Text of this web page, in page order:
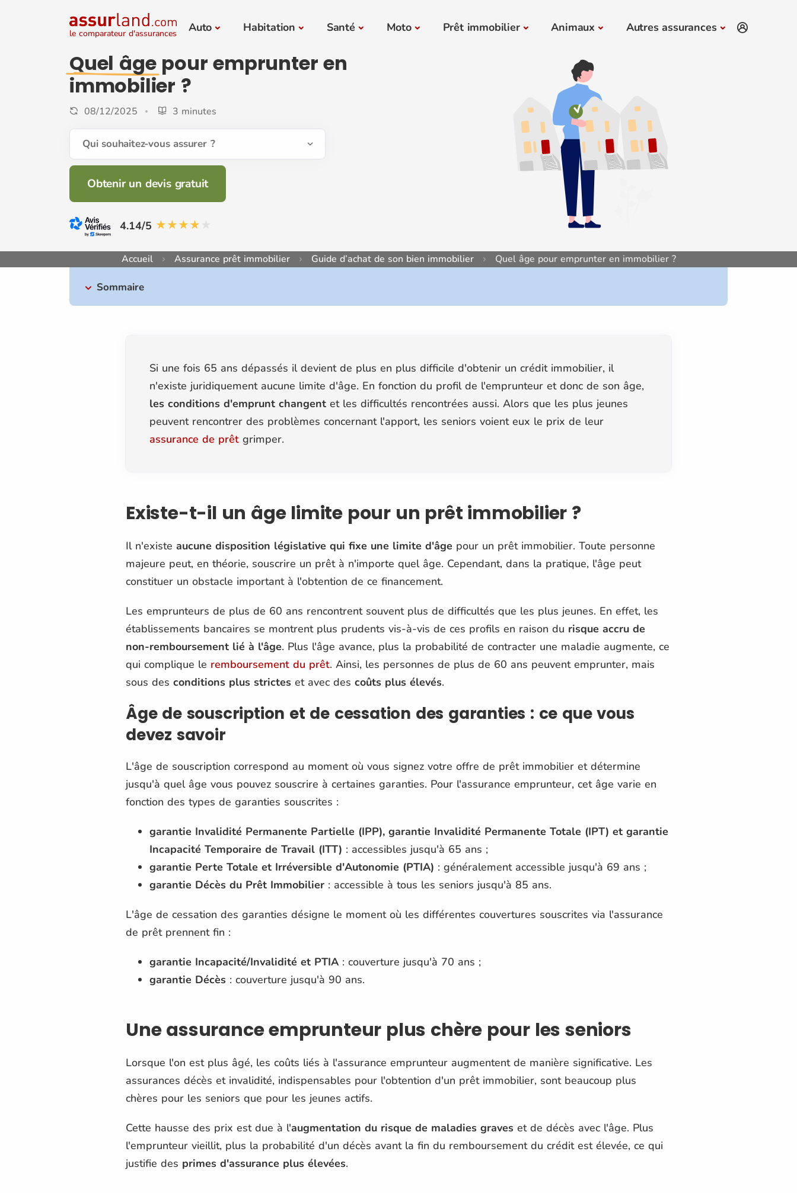
le comparateur d'assurances Auto Habitation Santé Moto Prêt immobilier Animaux Autres assurances
Quel âgepour emprunter en
immobilier ?
08/12/2025 3 minutes
Qui souhaitez-vous assurer ?
Obtenir un devis gratuit
4.14/5
Accueil Assurance prêt immobilier Guide d’achat de son bien immobilier Quel âge pour emprunter en immobilier ?
Sommaire
Si une fois 65 ans dépassés il devient de plus en plus difficile d'obtenir un crédit immobilier, il
n'existe juridiquement aucune limite d'âge. En fonction du profil de l'emprunteur et donc de son âge,
les conditions d'emprunt changent et les difficultés rencontrées aussi. Alors que les plus jeunes
peuvent rencontrer des problèmes concernant l'apport, les seniors voient eux le prix de leur
assurance de prêt grimper.
Existe-t-il un âge limite pour un prêt immobilier ?
Il n'existe aucune disposition législative qui fixe une limite d'âge pour un prêt immobilier. Toute personne
majeure peut, en théorie, souscrire un prêt à n'importe quel âge. Cependant, dans la pratique, l'âge peut
constituer un obstacle important à l'obtention de ce financement.
Les emprunteurs de plus de 60 ans rencontrent souvent plus de difficultés que les plus jeunes. En effet, les
établissements bancaires se montrent plus prudents vis-à-vis de ces profils en raison du risque accru de
non-remboursement lié à l'âge. Plus l'âge avance, plus la probabilité de contracter une maladie augmente, ce
qui complique le remboursement du prêt. Ainsi, les personnes de plus de 60 ans peuvent emprunter, mais
sous des conditions plus strictes et avec des coûts plus élevés.
Âge de souscription et de cessation des garanties : ce que vous
devez savoir
L'âge de souscription correspond au moment où vous signez votre offre de prêt immobilier et détermine
jusqu'à quel âge vous pouvez souscrire à certaines garanties. Pour l'assurance emprunteur, cet âge varie en
fonction des types de garanties souscrites :
garantie Invalidité Permanente Partielle (IPP), garantie Invalidité Permanente Totale (IPT) et garantie
Incapacité Temporaire de Travail (ITT) : accessibles jusqu'à 65 ans ;
garantie Perte Totale et Irréversible d'Autonomie (PTIA) : généralement accessible jusqu'à 69 ans ;
garantie Décès du Prêt Immobilier : accessible à tous les seniors jusqu'à 85 ans.
L'âge de cessation des garanties désigne le moment où les différentes couvertures souscrites via l'assurance
de prêt prennent fin :
garantie Incapacité/Invalidité et PTIA : couverture jusqu'à 70 ans ;
garantie Décès : couverture jusqu'à 90 ans.
Une assurance emprunteur plus chère pour les seniors
Lorsque l'on est plus âgé, les coûts liés à l'assurance emprunteur augmentent de manière significative. Les
assurances décès et invalidité, indispensables pour l'obtention d'un prêt immobilier, sont beaucoup plus
chères pour les seniors que pour les jeunes actifs.
Cette hausse des prix est due à l'augmentation du risque de maladies graves et de décès avec l'âge. Plus
l'emprunteur vieillit, plus la probabilité d'un décès avant la fin du remboursement du crédit est élevée, ce qui
justifie des primes d'assurance plus élevées.